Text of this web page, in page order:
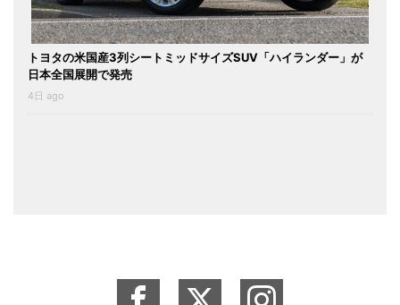
トヨタの米国産3列シートミッドサイズSUV「ハイランダー」が
日本全国展開で発売
4日 ago